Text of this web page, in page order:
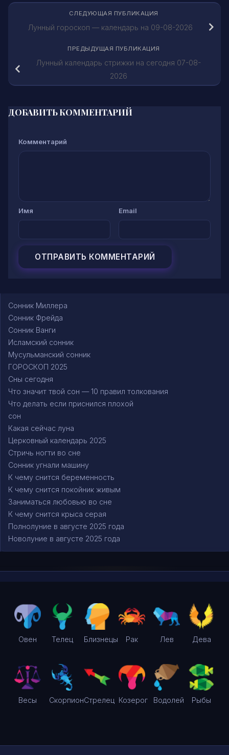
СЛЕДУЮЩАЯ ПУБЛИКАЦИЯ
Лунный гороскоп — календарь на 09-08-2026
ПРЕДЫДУЩАЯ ПУБЛИКАЦИЯ
Лунный календарь стрижки на сегодня 07-08-
2026
ДОБАВИТЬ КОММЕНТАРИЙ
Комментарий
Имя Email
Сонник Миллера
Сонник Фрейда
Сонник Ванги
Исламский сонник
Мусульманский сонник
ГОРОСКОП 2025
Сны сегодня
Что значит твой сон — 10 правил толкования
Что делать если приснился плохой
сон
Какая сейчас луна
Церковный календарь 2025
Стричь ногти во сне
Сонник угнали машину
К чему снится беременность
К чему снится покойник живым
Заниматься любовью во сне
К чему снится крыса серая
Полнолуние в августе 2025 года
Новолуние в августе 2025 года
Овен Телец Близнецы Рак Лев Дева
Весы СкорпионСтрелец Козерог Водолей Рыбы